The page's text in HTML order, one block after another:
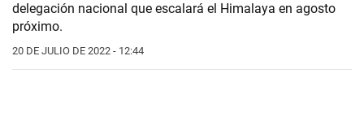
delegación nacional que escalará el Himalaya en agosto
próximo.
20 DE JULIO DE 2022 - 12:44